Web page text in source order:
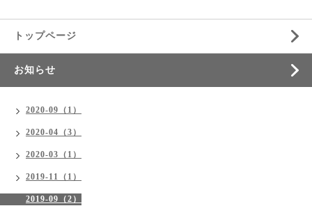
トップページ
お知らせ
2020-09（1）
2020-04（3）
2020-03（1）
2019-11（1）
2019-09（2）